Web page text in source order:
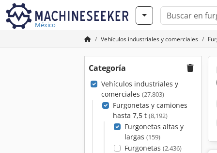
México
Vehículos industriales y comerciales
Categoría
Vehículos industriales y
comerciales (27,803)
Furgonetas y camiones
hasta 7,5 t (8,192)
Furgonetas altas y
largas (159)
Furgonetas (2,436)